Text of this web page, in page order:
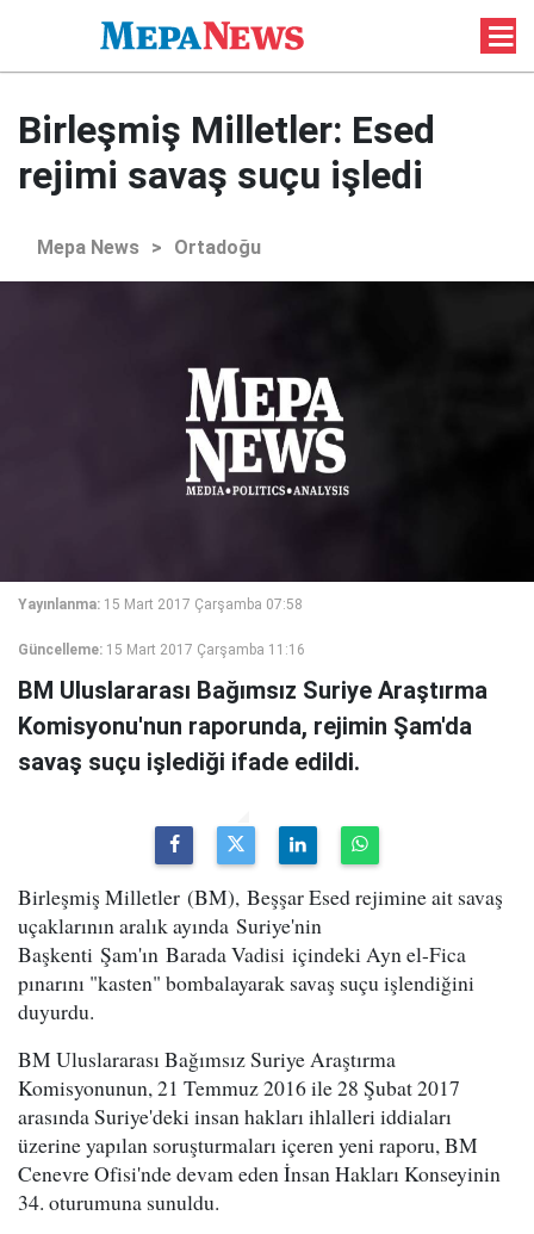
Birleşmiş Milletler: Esed
rejimi savaş suçu işledi
Mepa News > Ortadoğu
Yayınlanma: 15 Mart 2017 Çarşamba 07:58
Güncelleme: 15 Mart 2017 Çarşamba 11:16
BM Uluslararası Bağımsız Suriye Araştırma
Komisyonu'nun raporunda, rejimin Şam'da
savaş suçu işlediği ifade edildi.
Birleşmiş Milletler (BM), Beşşar Esed rejimine ait savaş
uçaklarının aralık ayında Suriye'nin
Başkenti Şam'ın Barada Vadisi içindeki Ayn el-Fica
pınarını "kasten" bombalayarak savaş suçu işlendiğini
duyurdu.
BM Uluslararası Bağımsız Suriye Araştırma
Komisyonunun, 21 Temmuz 2016 ile 28 Şubat 2017
arasında Suriye'deki insan hakları ihlalleri iddiaları
üzerine yapılan soruşturmaları içeren yeni raporu, BM
Cenevre Ofisi'nde devam eden İnsan Hakları Konseyinin
34. oturumuna sunuldu.